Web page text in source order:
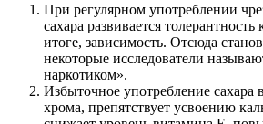
При регулярном употреблении
сахара развивается
итоге, зависимость. Отсюда
некоторые исследователи
наркотиком».
Избыточное употребление сахара
хрома, препятствует усвоению